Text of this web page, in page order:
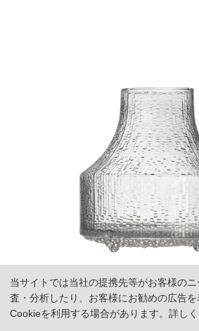
当サイトでは当社の提携先等がお客様の
査・分析したり、お客様にお勧めの広告
Cookieを利用する場合があります。詳し